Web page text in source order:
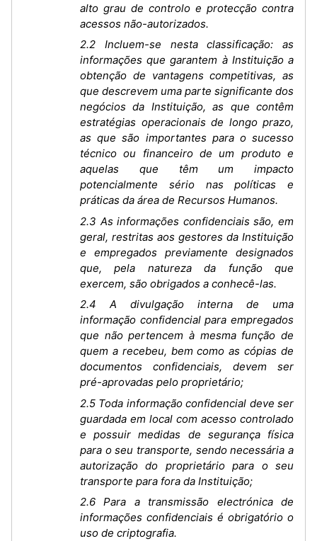
alto grau de controlo e protecção contra
acessos não-autorizados.
2.2 Incluem-se nesta classificação: as
informações que garantem à Instituição a
obtenção de vantagens competitivas, as
que descrevem uma parte significante dos
negócios da Instituição, as que contêm
estratégias operacionais de longo prazo,
as que são importantes para o sucesso
técnico ou financeiro de um produto e
aquelas que têm um impacto
potencialmente sério nas políticas e
práticas da área de Recursos Humanos.
2.3 As informações confidenciais são, em
geral, restritas aos gestores da Instituição
e empregados previamente designados
que, pela natureza da função que
exercem, são obrigados a conhecê-las.
2.4 A divulgação interna de uma
informação confidencial para empregados
que não pertencem à mesma função de
quem a recebeu, bem como as cópias de
documentos confidenciais, devem ser
pré-aprovadas pelo proprietário;
2.5 Toda informação confidencial deve ser
guardada em local com acesso controlado
e possuir medidas de segurança física
para o seu transporte, sendo necessária a
autorização do proprietário para o seu
transporte para fora da Instituição;
2.6 Para a transmissão electrónica de
informações confidenciais é obrigatório o
uso de criptografia.